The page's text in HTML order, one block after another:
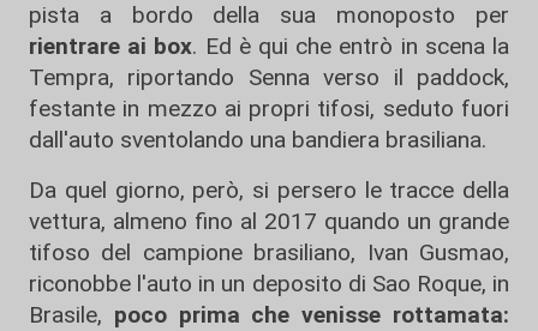
pista a bordo della sua monoposto per
rientrare ai box. Ed è qui che entrò in scena la
Tempra, riportando Senna verso il paddock,
festante in mezzo ai propri tifosi, seduto fuori
dall'auto sventolando una bandiera brasiliana.
Da quel giorno, però, si persero le tracce della
vettura, almeno fino al 2017 quando un grande
tifoso del campione brasiliano, Ivan Gusmao,
riconobbe l'auto in un deposito di Sao Roque, in
Brasile, poco prima che venisse rottamata: